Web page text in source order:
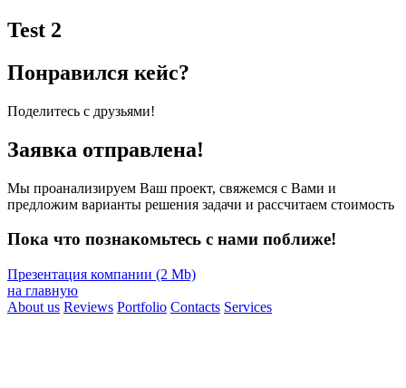
Test 2
Понравился кейс?
Поделитесь с друзьями!
Заявка отправлена!
Мы проанализируем Ваш проект, свяжемся с Вами и
предложим варианты решения задачи и рассчитаем стоимость
Пока что познакомьтесь с нами поближе!
Презентация компании (2 Mb)
на главную
About us Reviews Portfolio Contacts Services